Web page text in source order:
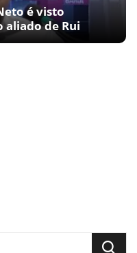
é visto
de Rui